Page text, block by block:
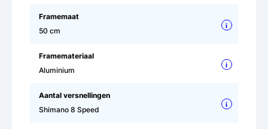
Framemaat
50 cm
i
Framemateriaal
Aluminium
i
Aantal versnellingen
Shimano 8 Speed
i